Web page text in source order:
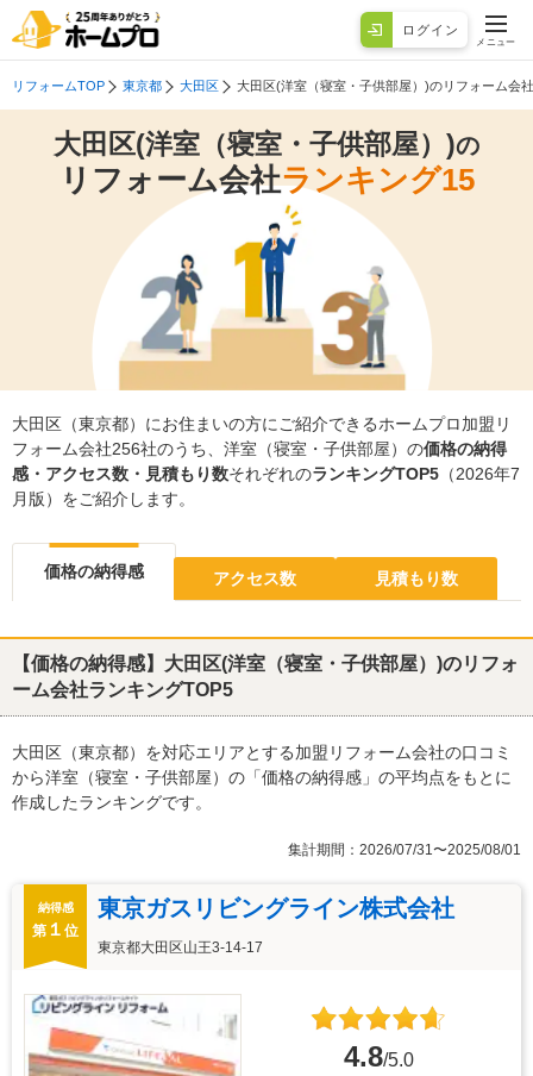
ログイン
メニュー
リフォームTOP 東京都 大田区 大田区(洋室（寝室・子供部屋）)のリフォーム会
大田区(洋室（寝室・子供部屋）)の
リフォーム会社ランキング15
大田区（東京都）にお住まいの方にご紹介できるホームプロ加盟リ
フォーム会社256社のうち、洋室（寝室・子供部屋）の価格の納得
感・アクセス数・見積もり数それぞれのランキングTOP5 （2026年7
月版）をご紹介します。
価格の納得感 アクセス数 見積もり数
【価格の納得感】大田区(洋室（寝室・子供部屋）)のリフォ
ーム会社ランキングTOP5
大田区（東京都）を対応エリアとする加盟リフォーム会社の口コミ
から洋室（寝室・子供部屋）の「価格の納得感」の平均点をもとに
作成したランキングです。
集計期間：2026/07/31〜2025/08/01
納得感
第 １ 位
東京ガスリビングライン株式会社
東京都大田区山王3-14-17
4.8/5.0